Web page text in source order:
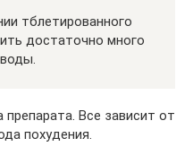
тблетированного
достаточно много
Все зависит от
похудения.